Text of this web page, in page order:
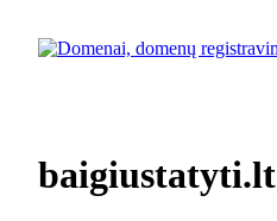
baigiustatyti.lt